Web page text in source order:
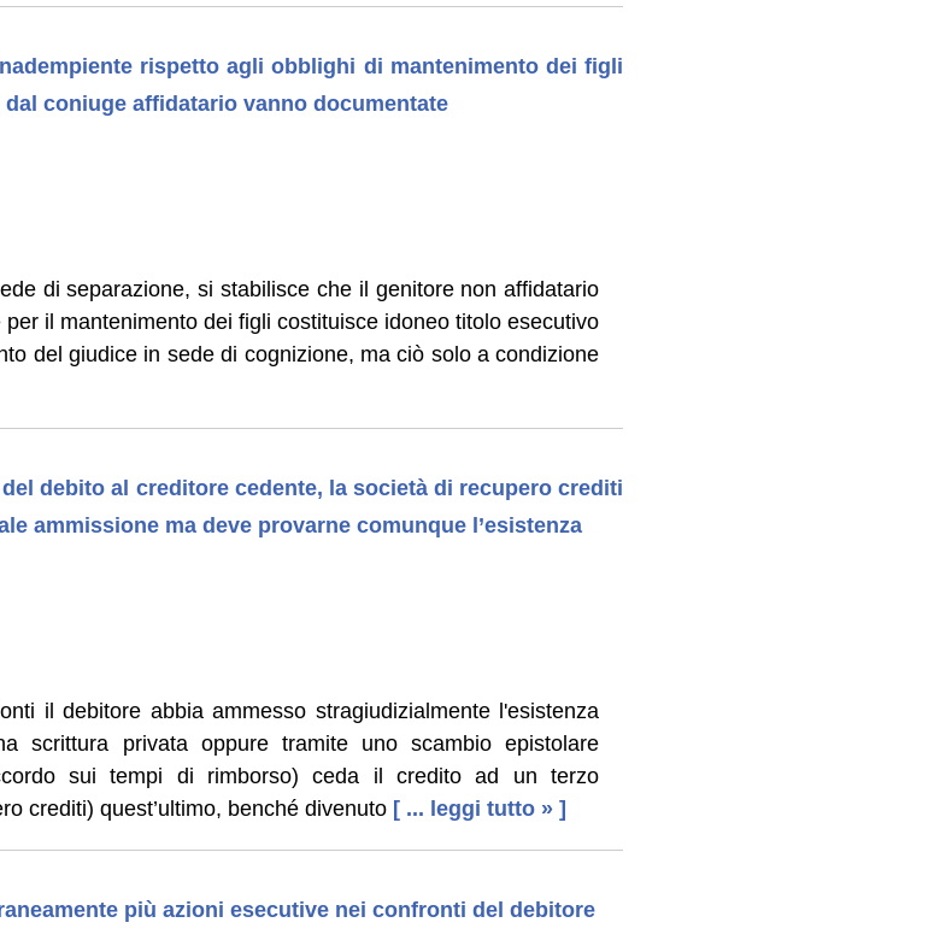
rispetto agli obblighi di mantenimento dei figli
coniuge affidatario vanno documentate
di separazione, si stabilisce che il genitore non affidatario
il mantenimento dei figli costituisce idoneo titolo esecutivo
del giudice in sede di cognizione, ma ciò solo a condizione
debito al creditore cedente, la società di recupero crediti
ammissione ma deve provarne comunque l’esistenza
il debitore abbia ammesso stragiudizialmente l'esistenza
scrittura privata oppure tramite uno scambio epistolare
sui tempi di rimborso) ceda il credito ad un terzo
crediti) quest’ultimo, benché divenuto [ ... leggi tutto » ]
più azioni esecutive nei confronti del debitore